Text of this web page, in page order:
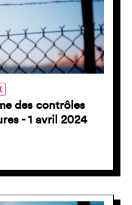
des contrôles
- 1 avril 2024